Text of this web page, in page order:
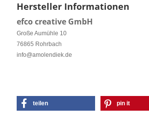
Hersteller Informationen
efco creative GmbH
Große Aumühle 10
76865 Rohrbach
info@amolendiek.de
teilen pin it